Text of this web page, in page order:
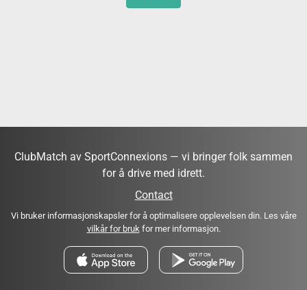
ClubMatch av SportConnexions — vi bringer folk sammen
for å drive med idrett.
Contact
Vi bruker informasjonskapsler for å optimalisere opplevelsen din. Les våre
vilkår for brukfor mer informasjon.